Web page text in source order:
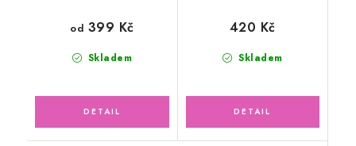
Skladem
od 399 Kč
Skladem
420 Kč